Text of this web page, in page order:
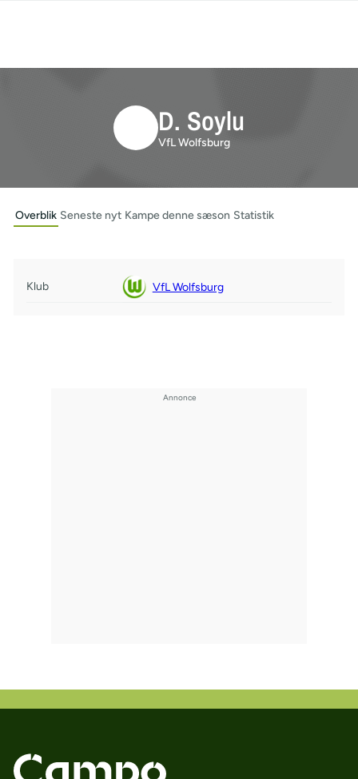
D. Soylu
VfL Wolfsburg
Overblik Seneste nyt Kampe denne sæson Statistik
Klub VfL Wolfsburg